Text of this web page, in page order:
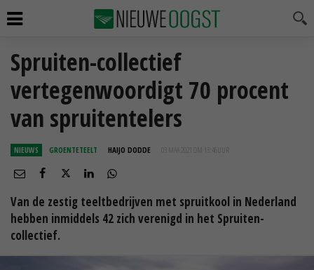
Spruiten-collectief
vertegenwoordigt 70 procent
van spruitentelers
NIEUWS GROENTETEELT HAIJO DODDE 03 MAA 2021 OM 13:46
Van de zestig teeltbedrijven met spruitkool in Nederland
hebben inmiddels 42 zich verenigd in het Spruiten-
collectief.